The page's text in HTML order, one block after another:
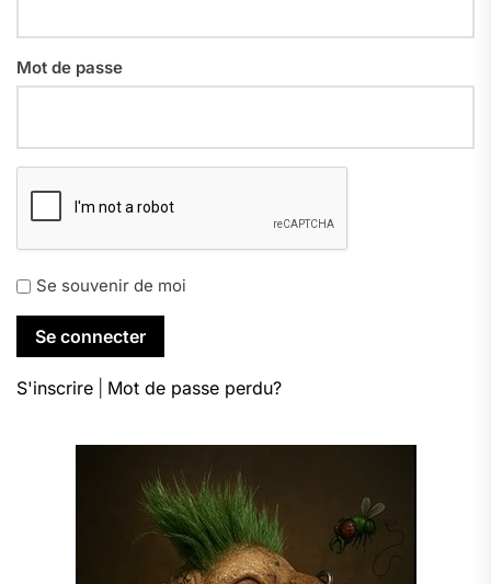
Mot de passe
Se souvenir de moi
S'inscrire Mot de passe perdu?